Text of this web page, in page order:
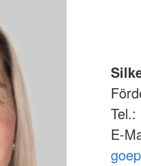
E-